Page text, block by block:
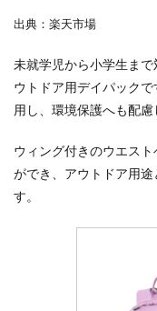
出典：楽天市場
未就学児から小学生まで
ウトドア用デイパック
用し、環境保護へも配慮
ウィング付きのウエス
ができ、アウトドア用
す。